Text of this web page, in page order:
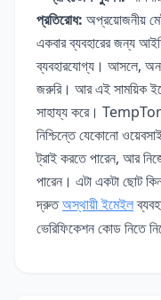
প্রতিরোধ: অপ্রয়োজনীয়
একবার ব্যবহারের জন্য
ব্যবহারযোগ্য। আসলে,
জরুরি। আর এই সাময়িক
সাহায্য করে।
নিশ্চিন্তে যেকোনো
ট্রাই করতে পারেন, আর
পারেন। এটা একটা ছোট
দ্রুতঅস্থায়ী ইমেইল
ভেরিফিকেশন কোড নিতে